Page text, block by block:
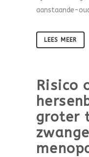
aanstaande-
LEES MEER
Risico
groter